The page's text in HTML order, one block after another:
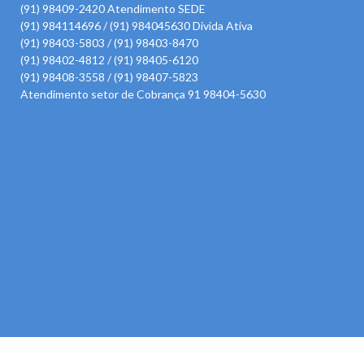
(91) 98409-2420 Atendimento SEDE
(91) 984114696 / (91) 984045630 Divida Ativa
(91) 98403-5803 / (91) 98403-8470
(91) 98402-4812 / (91) 98405-6120
(91) 98408-3558 / (91) 98407-5823
Atendimento setor de Cobrança 91 98404-5630